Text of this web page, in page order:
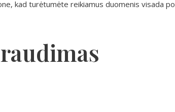
kad turėtumėte reikiamus duomenis visada po